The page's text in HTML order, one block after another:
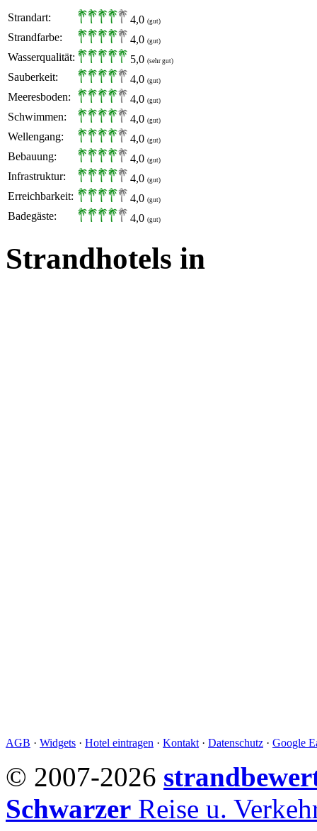
Strandart: 4,0 (gut)
Strandfarbe: 4,0 (gut)
Wasserqualität: 5,0 (sehr gut)
Sauberkeit: 4,0 (gut)
Meeresboden: 4,0 (gut)
Schwimmen: 4,0 (gut)
Wellengang: 4,0 (gut)
Bebauung: 4,0 (gut)
Infrastruktur: 4,0 (gut)
Erreichbarkeit: 4,0 (gut)
Badegäste: 4,0 (gut)
Strandhotels in
AGB · Widgets · Hotel eintragen · Kontakt · Datenschutz · Google
© 2007-2026
Schwarzer Reise u.